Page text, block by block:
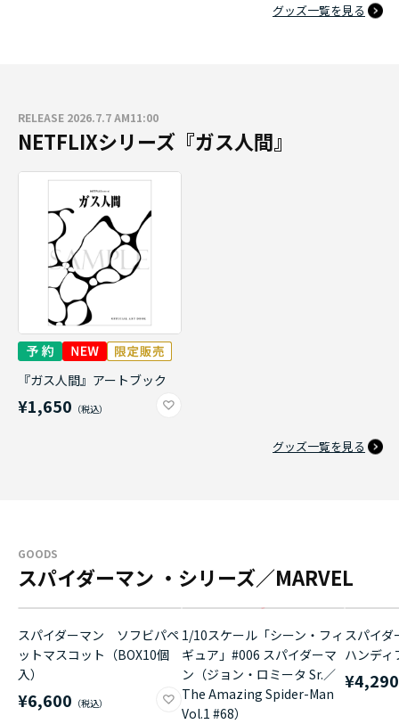
グッズ一覧を見る
RELEASE 2026.7.7 AM11:00
NETFLIXシリーズ『ガス人間』
『ガス人間』アートブック
¥1,650
グッズ一覧を見る
GOODS
スパイダーマン ・シリーズ／MARVEL
スパイダーマン ソフビパペ
ットマスコット（BOX10個
入）
¥6,600
1/10スケール「シーン・フィ
ギュア」#006 スパイダーマ
ン（ジョン・ロミータ Sr.／
The Amazing Spider-Man
Vol.1 #68）
スパイ
ハンディ
¥4,290